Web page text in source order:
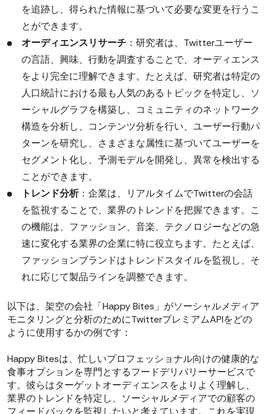
を追跡し、得られた情報に基づいて必要な変更を行うこ
とができます。
オーディエンスリサーチ ：研究者は、Twitterユーザー
の言語、興味、行動を調査することで、オーディエンス
をより完全に理解できます。たとえば、研究者は特定の
人口統計における最も人気のあるトピックを特定し、ソ
ーシャルグラフを構築し、コミュニティのネットワーク
構造を分析し、コンテンツ分析を行い、ユーザー行動パ
ターンを研究し、さまざまな属性に基づいてユーザーを
セグメント化し、予測モデルを開発し、異常を検出する
ことができます。
トレンド分析：企業は、リアルタイムでTwitterの会話
を監視することで、業界のトレンドを把握できます。こ
の機能は、ファッション、音楽、テクノロジーなどの急
速に変化する業界の企業に特に役立ちます。たとえば、
ファッションブランドはトレンドスタイルを監視し、そ
れに応じて製品ラインを調整できます。
以下は、架空の会社「Happy Bites」がソーシャルメディア
モニタリングと分析のためにTwitterプレミアムAPIをどの
ように使用するかの例です：
Happy Bitesは、忙しいプロフェッショナル向けの健康的な
食事オプションを専門とするフードデリバリーサービスで
す。彼らはターゲットオーディエンスをよりよく理解し、
業界のトレンドを特定し、ソーシャルメディアでの顧客の